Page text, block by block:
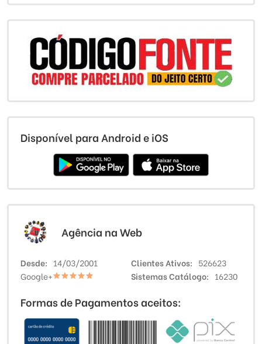
Disponível para Android e iOS
Agência na Web
Desde 14/03/2001 Clientes Ativos
526623
Google+
Sistemas Catálogo 16230
Formas de Pagamentos aceitos: